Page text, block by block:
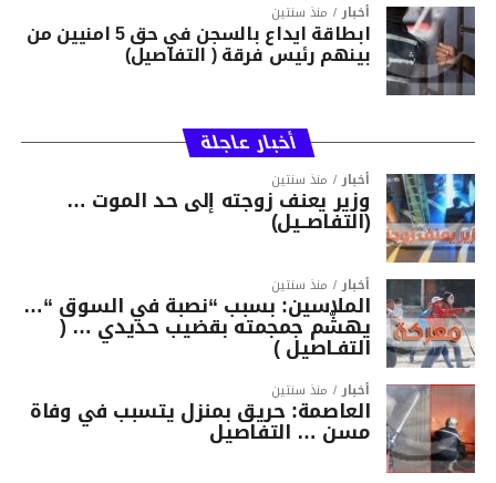
أخبار منذ سنتين
ابطاقة ايداع بالسجن في حق 5 امنيين من
بينهم رئيس فرقة ( التفاصيل)
أخبار عاجلة
أخبار منذ سنتين
وزير يعنف زوجته إلى حد الموت …
(التفاصــيل)
أخبار منذ سنتين
الملاسين: بسبب “نصبة في السوق “…
يهشّم جمجمته بقضيب حديدي … (
التفـاصيل )
أخبار منذ سنتين
العاصمة: حريق بمنزل يتسبب في وفاة
مسن … التفاصيل